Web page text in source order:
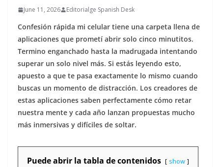
June 11, 2026 Editorialge Spanish Desk
Confesión rápida mi celular tiene una carpeta llena de
aplicaciones que prometí abrir solo cinco minutitos.
Termino enganchado hasta la madrugada intentando
superar un solo nivel más. Si estás leyendo esto,
apuesto a que te pasa exactamente lo mismo cuando
buscas un momento de distracción. Los creadores de
estas aplicaciones saben perfectamente cómo retar
nuestra mente y cada año lanzan propuestas mucho
más inmersivas y difíciles de soltar.
Puede abrir la tabla de contenidos show